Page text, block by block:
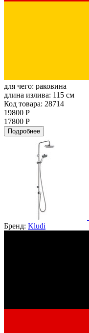
для чего: раковина
длина излива: 115 см
Код товара: 28714
19800 Р
17800 Р
Подробнее
Бренд: Kludi